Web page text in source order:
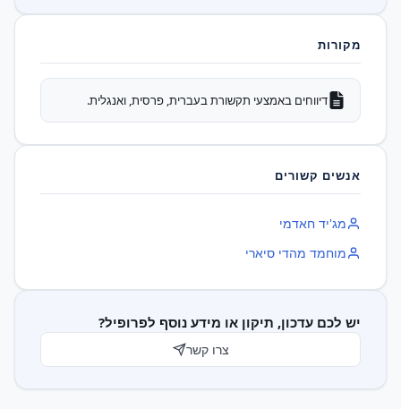
מקורות
דיווחים באמצעי תקשורת בעברית, פרסית, ואנגלית.
אנשים קשורים
מג'יד חאדמי
מוחמד מהדי סיארי
יש לכם עדכון, תיקון או מידע נוסף לפרופיל?
צרו קשר